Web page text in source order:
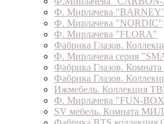
Ф. Мирлачева
Ф. Мирлачева "NORDIC"
Ф. Мирлачева "FLORA"
Фабрика Глазов.
Ф. Мирлачева серия
Фабрика Глазов.
Фабрика Глазов.
Ижмебель. Коллекция
Ф. Мирлачева "FUN-
SV мебель. Комната